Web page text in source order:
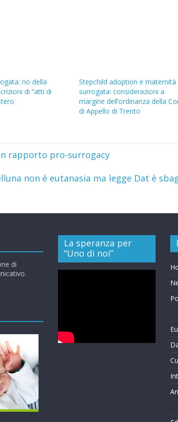
no della
di “atti di
Stepchild adoption e maternità
surrogata: considerazioni a
margine dell’ordinanza della
di Appello di Trento
rapporto pro-surrogacy
non è eutanasia ma legge Dat è
di
La speranza per
“Uno di noi”